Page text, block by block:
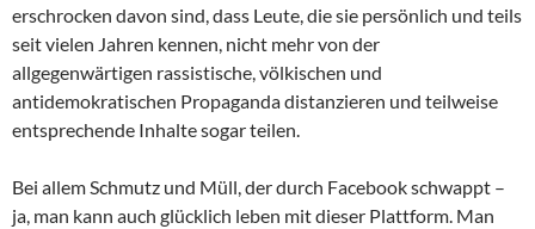
erschrocken davon sind, dass Leute, die sie persönlich und teils
seit vielen Jahren kennen, nicht mehr von der
allgegenwärtigen rassistische, völkischen und
antidemokratischen Propaganda distanzieren und teilweise
entsprechende Inhalte sogar teilen.
Bei allem Schmutz und Müll, der durch Facebook schwappt –
ja, man kann auch glücklich leben mit dieser Plattform. Man